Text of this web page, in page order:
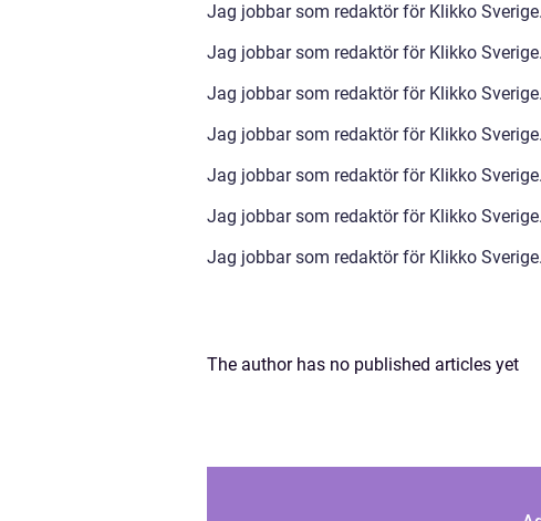
Jag jobbar som redaktör för Klikko Sverige.
Jag jobbar som redaktör för Klikko Sverige.
Jag jobbar som redaktör för Klikko Sverige.
Jag jobbar som redaktör för Klikko Sverige.
Jag jobbar som redaktör för Klikko
Jag jobbar som redaktör för Klikko Sverige.
Jag jobbar som redaktör för Klikko Sverige.
The author has no published articles yet